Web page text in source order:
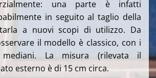
una parte è infatti
in seguito al taglio della
a nuovi scopi di utilizzo. Da
il modello è classico, con i
La misura (rilevata il
esterno è di 15 cm circa.